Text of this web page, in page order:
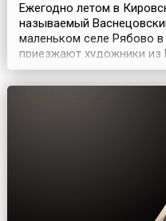
Ежегодно летом в
называемый
маленьком селе Рябово
приезжают художники из
писать с натуры в
произведения Виктор и
года программа
находилась на